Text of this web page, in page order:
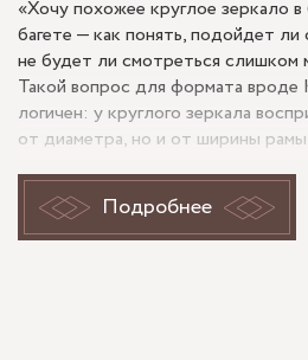
«Хочу похожее круглое зеркало
багете — как понять, подойдет
не будет ли смотреться слишком
Такой вопрос для формата
логичен: у круглого зеркала
от диаметра, но и от ширины
светильников. Белый багет
делает зеркало заметным, но не
убирает жесткость прямых линий
Подробнее